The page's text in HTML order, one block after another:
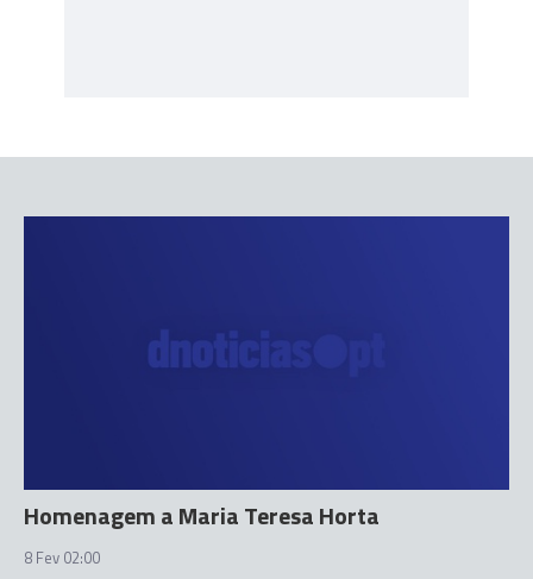
Homenagem a Maria Teresa Horta
8 Fev 02:00